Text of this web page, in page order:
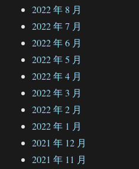
2022 年 8 月
2022 年 7 月
2022 年 6 月
2022 年 5 月
2022 年 4 月
2022 年 3 月
2022 年 2 月
2022 年 1 月
2021 年 12 月
2021 年 11 月